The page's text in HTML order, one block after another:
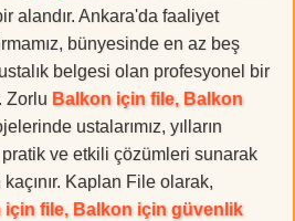
alandır. Ankara'da faaliyet
bünyesinde en az beş
belgesi olan profesyonel bir
Zorlu Balkon için file, Balkon
ustalarımız, yılların
ve etkili çözümleri sunarak
Kaplan File olarak,
için file, Balkon için güvenlik